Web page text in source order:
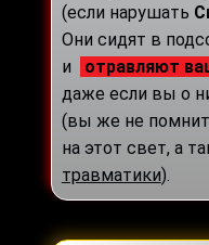
(если нарушать
Они сидят в
и
отравляют
даже если вы о
(вы же не
на этот свет, а
травматики).